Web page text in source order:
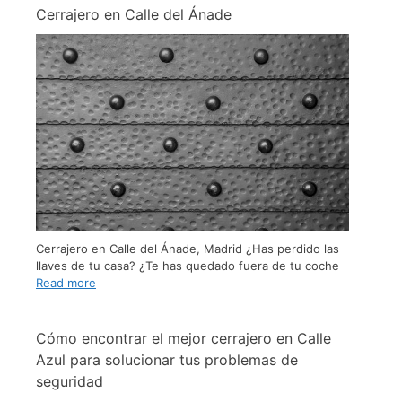
Cerrajero en Calle del Ánade
Cerrajero en Calle del Ánade, Madrid ¿Has perdido las
llaves de tu casa? ¿Te has quedado fuera de tu coche
Read more
Cómo encontrar el mejor cerrajero en Calle
Azul para solucionar tus problemas de
seguridad